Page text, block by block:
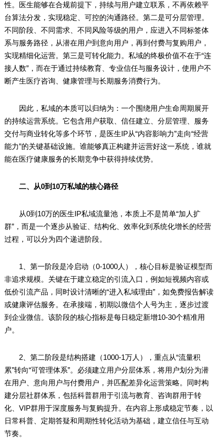
性。医生能够在合规前提下，持续与用户建立联系，不再依赖平
台算法分发，实现稳定、可控的沟通路径。第二是可分层管理。
不同阶段、不同需求、不同风险等级的用户，应进入不同标签体
系与服务路径，从潜在用户到意向用户，再到付费与复购用户，
实现精细化运营。第三是可转化能力。私域的终极价值不在于“连
接人数”，而在于通过持续教育、专业信任与服务设计，使用户不
断产生医疗咨询、健康管理与长期服务消费行为。
因此，私域的本质可以归纳为：一个围绕用户生命周期展开
的持续运营系统。它包含用户获取、信任建立、分层管理、服务
交付与商业转化等多个环节，是医生IP从“内容影响力”走向“经营
能力”的关键基础设施。谁能够真正构建并运营好这一系统，谁就
能在医疗健康服务的长期竞争中获得持续优势。
二、从0到10万私域的核心路径
从0到10万的医生IP私域流量池，本质上不是简单“加人扩
群”，而是一个逐步从验证、结构化、效率化到系统化增长的经营
过程，可以分为四个递进阶段。
1、第一阶段是冷启动（0-1000人），核心目标是验证模型而
非追求规模。关键在于建立稳定的引流入口，例如短视频内容或
低价引流产品，同时设计清晰的“进入私域理由”，如免费报告解读
或健康评估服务。在承接端，初期以微信个人号为主，逐步过渡
到企业微信。该阶段的核心指标是每日稳定新增10-30个精准用
户。
2、第二阶段是结构搭建（1000-1万人），重点从“流量积
累”转向“可管理体系”。必须建立用户分层体系，将用户划分为潜
在用户、意向用户与付费用户，并匹配差异化运营策略。同时构
建分层社群体系，包括科普群用于引流与教育、咨询群用于转
化、VIP群用于深度服务与复购提升。在内容上形成稳定节奏，以
日常科普、定期答疑和周期性转化活动为基础，建立信任与互动
节奏。